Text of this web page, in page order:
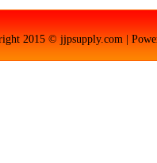
2015 © jjpsupply.com |